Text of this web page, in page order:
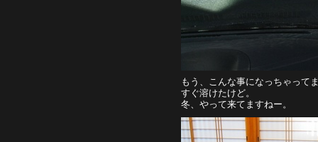
もう、こんな事になっちゃって
すぐ溶けたけど。
冬、やって来てますねー。